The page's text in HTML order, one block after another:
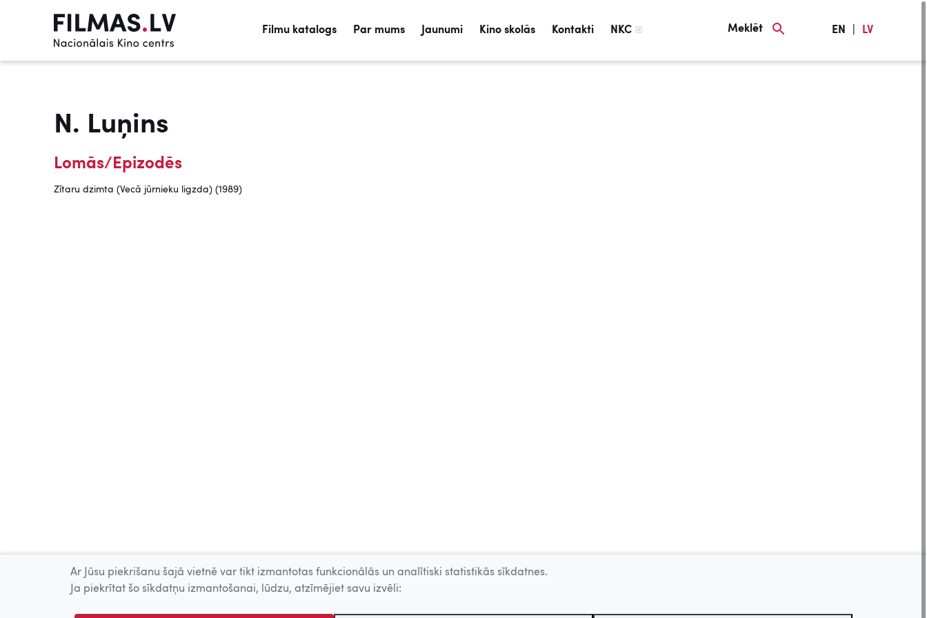
Filmu katalogs Par mums Jaunumi Kino skolās Kontakti NKC Meklēt EN LV
N. Luņins
Lomās/Epizodēs
Zītaru dzimta (Vecā jūrnieku ligzda) (1989)
Ar Jūsu piekrišanu šajā vietnē var tikt izmantotas funkcionālās un analītiski statistikās sīkdatnes.
Ja piekrītat šo sīkdatņu izmantošanai, lūdzu, atzīmējiet savu izvēli: